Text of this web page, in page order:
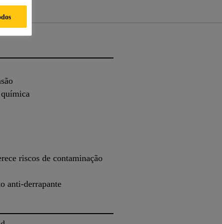
riscos de contaminação
anti-derrapante